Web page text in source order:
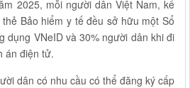
2025, mỗi người dân Việt Nam, kể
Bảo hiểm y tế đều sở hữu một Sổ
dụng VNeID và 30% người dân khi đi
án điện tử.
dân có nhu cầu có thể đăng ký cấp